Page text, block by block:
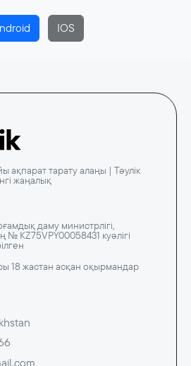
IOS
ақпарат тарату алаңы | Тәулік
жаңалық
даму министрлігі,
№ KZ75VPY00058431 куәлігі
18 жастан асқан оқырмандар